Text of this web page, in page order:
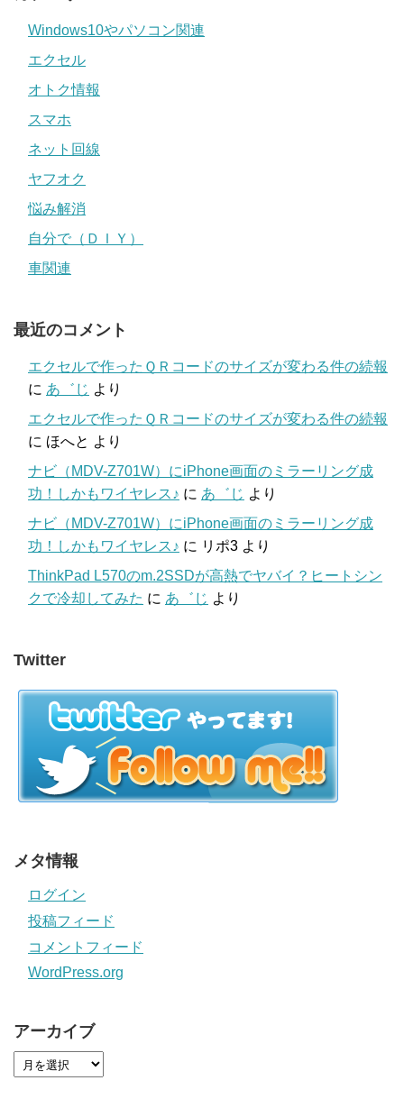
Windows10やパソコン関連
エクセル
オトク情報
スマホ
ネット回線
ヤフオク
悩み解消
自分で（ＤＩＹ）
車関連
最近のコメント
エクセルで作ったＱＲコードのサイズが変わる件の続報
に あ゛じ より
エクセルで作ったＱＲコードのサイズが変わる件の続報
に ほへと より
ナビ（MDV-Z701W）にiPhone画面のミラーリング成
功！しかもワイヤレス♪ に あ゛じ より
ナビ（MDV-Z701W）にiPhone画面のミラーリング成
功！しかもワイヤレス♪ に リポ3 より
ThinkPad L570のm.2SSDが高熱でヤバイ？ヒートシン
クで冷却してみた に あ゛じ より
Twitter
メタ情報
ログイン
投稿フィード
コメントフィード
WordPress.org
アーカイブ